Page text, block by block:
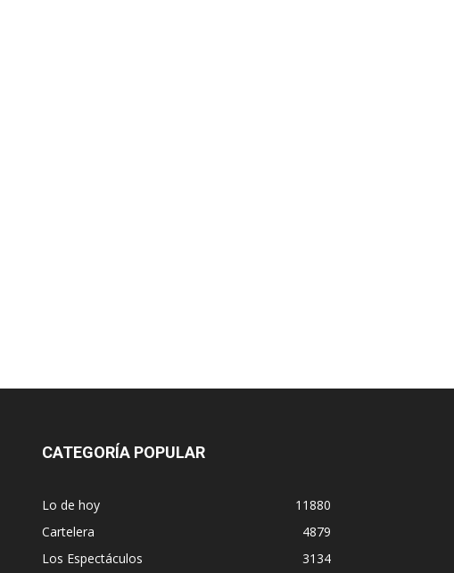
CATEGORÍA POPULAR
Lo de hoy
11880
Cartelera
4879
Los Espectáculos
3134